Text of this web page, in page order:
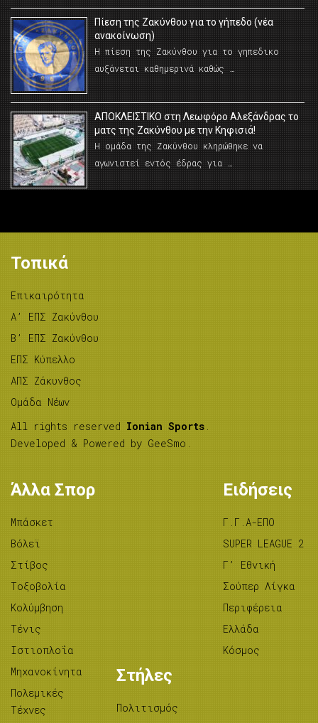
Πίεση της Ζακύνθου για το γήπεδο (νέα
ανακοίνωση)
Η πίεση της Ζακύνθου για το γηπεδικο
αυξάνεται καθημερινά καθώς …
AΠΟΚΛΕΙΣΤΙΚΟ στη Λεωφόρο Αλεξάνδρας το
ματς της Ζακύνθου με την Κηφισιά!
Η ομάδα της Ζακύνθου κληρώθηκε να
αγωνιστεί εντός έδρας για …
Τοπικά
Επικαιρότητα
A’ ΕΠΣ Ζακύνθου
B’ ΕΠΣ Ζακύνθου
ΕΠΣ Κύπελλο
ΑΠΣ Ζάκυνθος
Ομάδα Νέων
All rights reserved Ionian Sports .
Developed & Powered by GeeSmo .
Άλλα Σπορ
Μπάσκετ
Βόλεϊ
Στίβος
Tοξοβολία
Κολύμβηση
Τένις
Ιστιοπλοΐα
Μηχανοκίνητα
Πολεμικές
Τέχνες
Ειδήσεις
Γ.Γ.Α-ΕΠΟ
SUPER LEAGUE 2
Γ’ Εθνική
Σούπερ Λίγκα
Περιφέρεια
Ελλάδα
Κόσμος
Στήλες
Πολιτισμός